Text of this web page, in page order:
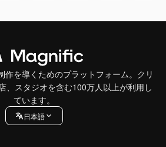
作を導くためのプラットフォーム。クリ
、スタジオを含む100万人以上が利用し
ています。
日本語